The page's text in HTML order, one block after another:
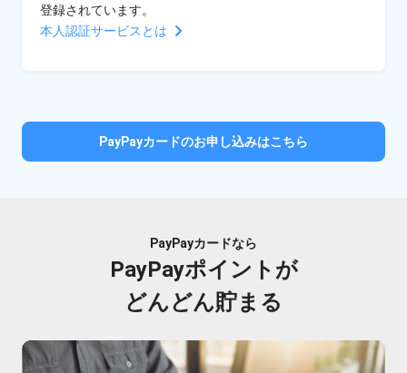
登録されています。
本人認証サービスとは
PayPayカードのお申し込みはこちら
PayPayカードなら
PayPayポイントが
どんどん貯まる